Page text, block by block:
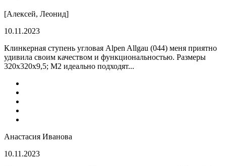
[Алексей, Леонид]
10.11.2023
Клинкерная ступень угловая Alpen Allgau (044) меня приятно
удивила своим качеством и функциональностью. Размеры
320x320x9,5; M2 идеально подходят...
Анастасия Иванова
10.11.2023